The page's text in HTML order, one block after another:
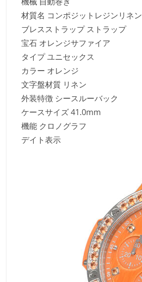
材質名 コンポジットレジンリネン
ブレスストラップ ストラップ
宝石 オレンジサファイア
タイプ ユニセックス
カラー オレンジ
文字盤材質 リネン
外装特徴 シースルーバック
ケースサイズ 41.0mm
機能 クロノグラフ
デイト表示